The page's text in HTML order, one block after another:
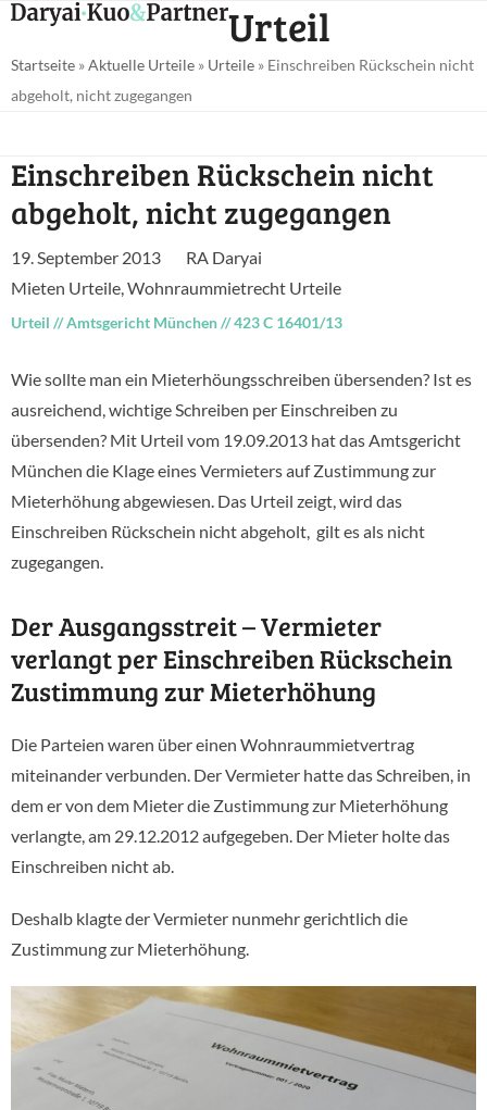
Skip
content
Open
menu
Close
menu
Urteil
Startseite »Aktuelle Urteile » Urteile » Einschreiben Rückschein nicht
abgeholt, nicht zugegangen
Einschreiben Rückschein nicht
abgeholt, nicht zugegangen
19. September 2013
RA Daryai
Mieten Urteile,Wohnraummietrecht Urteile
Urteil //Amtsgericht München//423 C 16401/13
Wie sollte man ein Mieterhöungsschreiben übersenden? Ist es
ausreichend, wichtige Schreiben per Einschreiben zu
übersenden? Mit Urteil vom 19.09.2013 hat das Amtsgericht
München die Klage eines Vermieters auf Zustimmung zur
Mieterhöhung abgewiesen. Das Urteil zeigt, wird das
Einschreiben Rückschein nicht abgeholt, gilt es als nicht
zugegangen.
Der Ausgangsstreit – Vermieter
verlangt per Einschreiben Rückschein
Zustimmung zur Mieterhöhung
Die Parteien waren über einen Wohnraummietvertrag
miteinander verbunden. Der Vermieter hatte das Schreiben, in
dem er von dem Mieter die Zustimmung zur Mieterhöhung
verlangte, am 29.12.2012 aufgegeben. Der Mieter holte das
Einschreiben nicht ab.
Deshalb klagte der Vermieter nunmehr gerichtlich die
Zustimmung zur Mieterhöhung.